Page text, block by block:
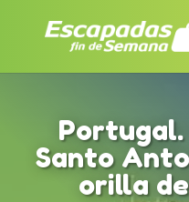
Portugal.
Santo
orilla